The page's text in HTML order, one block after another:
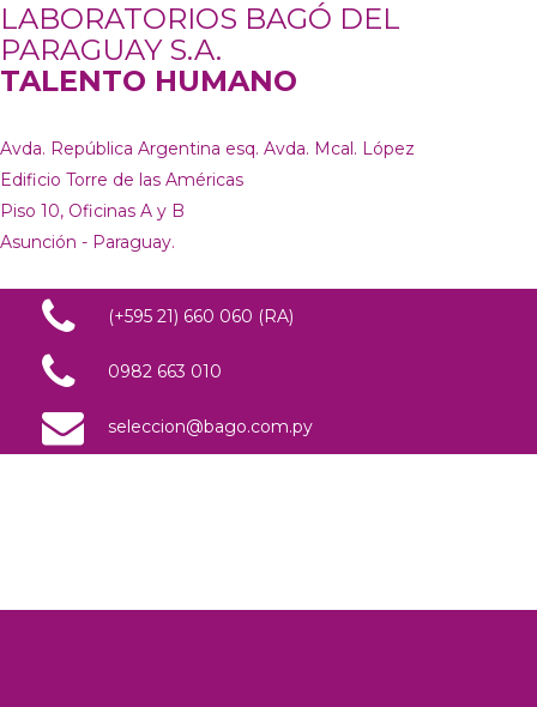
LABORATORIOS BAGÓ DEL
PARAGUAY S.A.
TALENTO HUMANO
Avda. República Argentina esq. Avda. Mcal. López
Edificio Torre de las Américas
Piso 10, Oficinas A y B
Asunción - Paraguay.
(+595 21) 660 060 (RA)
0982 663 010
seleccion@bago.com.py